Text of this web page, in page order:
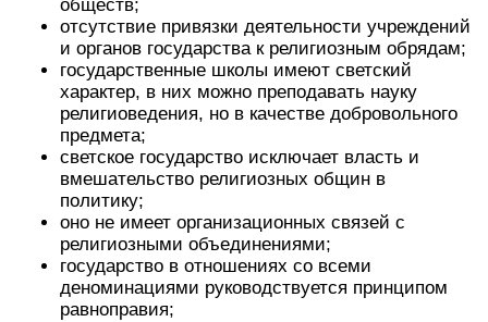
обществ;
отсутствие привязки деятельности учреждений
и органов государства к религиозным обрядам;
государственные школы имеют светский
характер, в них можно преподавать науку
религиоведения, но в качестве добровольного
предмета;
светское государство исключает власть и
вмешательство религиозных общин в
политику;
оно не имеет организационных связей с
религиозными объединениями;
государство в отношениях со всеми
деноминациями руководствуется принципом
равноправия;